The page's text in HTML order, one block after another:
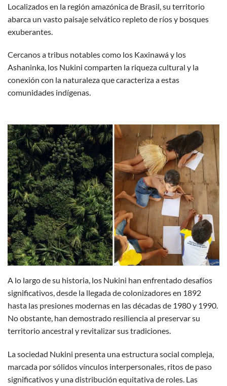
Localizados en la región amazónica de Brasil, su territorio
abarca un vasto paisaje selvático repleto de ríos y bosques
exuberantes.
Cercanos a tribus notables como los Kaxinawá y los
Ashaninka, los Nukini comparten la riqueza cultural y la
conexión con la naturaleza que caracteriza a estas
comunidades indígenas.
A lo largo de su historia, los Nukini han enfrentado desafíos
significativos, desde la llegada de colonizadores en 1892
hasta las presiones modernas en las décadas de 1980 y 1990.
No obstante, han demostrado resiliencia al preservar su
territorio ancestral y revitalizar sus tradiciones.
La sociedad Nukini presenta una estructura social compleja,
marcada por sólidos vínculos interpersonales, ritos de paso
significativos y una distribución equitativa de roles. Las